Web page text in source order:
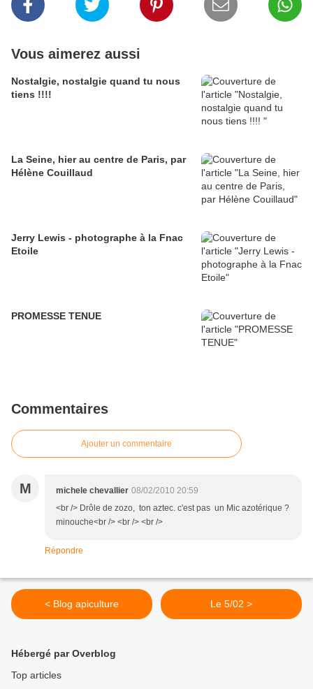
Vous aimerez aussi
Nostalgie, nostalgie quand tu nous
tiens !!!!
La Seine, hier au centre de Paris, par
Hélène Couillaud
Jerry Lewis - photographe à la Fnac
Etoile
PROMESSE TENUE
Commentaires
Ajouter un commentaire
M michele chevallier 08/02/2010 20:59
<br /> Drôle de zozo, ton aztec. c'est pas un Mic azotérique ?
minouche<br /> <br /> <br />
Répondre
< Blog apiculture Le 5/02 >
Hébergé par Overblog
Top articles